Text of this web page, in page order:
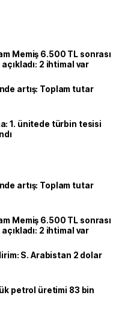
Memiş 6.500 TL sonrası
2 ihtimal var
artış: Toplam tutar
1. ünitede türbin tesisi
artış: Toplam tutar
Memiş 6.500 TL sonrası
2 ihtimal var
S. Arabistan 2 dolar
petrol üretimi 83 bin